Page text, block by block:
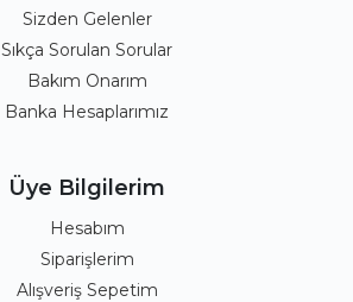
Sizden Gelenler
Sıkça Sorulan Sorular
Bakım Onarım
Banka Hesaplarımız
Üye Bilgilerim
Hesabım
Siparişlerim
Alışveriş Sepetim